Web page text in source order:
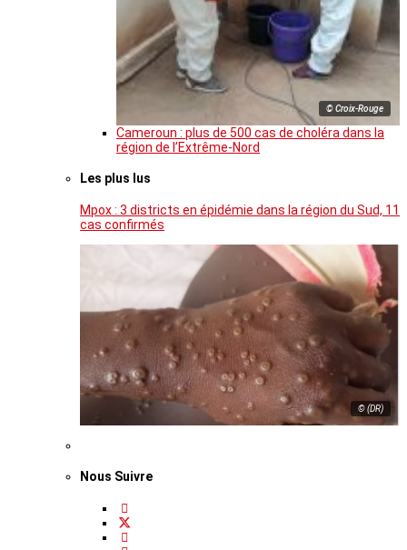
© Croix-Rouge
Cameroun : plus de 500 cas de choléra dans la
région de l’Extrême-Nord
Les plus lus
Mpox : 3 districts en épidémie dans la région du Sud, 11
cas confirmés
© (DR)
Nous Suivre